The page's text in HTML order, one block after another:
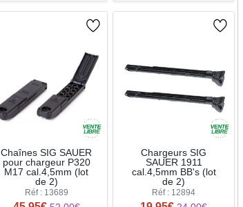
Chaînes SIG SAUER
pour chargeur P320
M17 cal.4,5mm (lot
de 2)
Réf : 13689
Chargeurs SIG
SAUER 1911
cal.4,5mm BB's (lot
de 2)
Réf : 12894